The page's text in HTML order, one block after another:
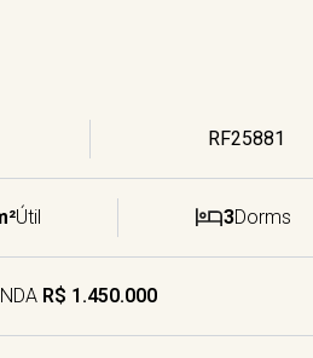
RF25881
Útil 3Dorms
R$ 1.450.000